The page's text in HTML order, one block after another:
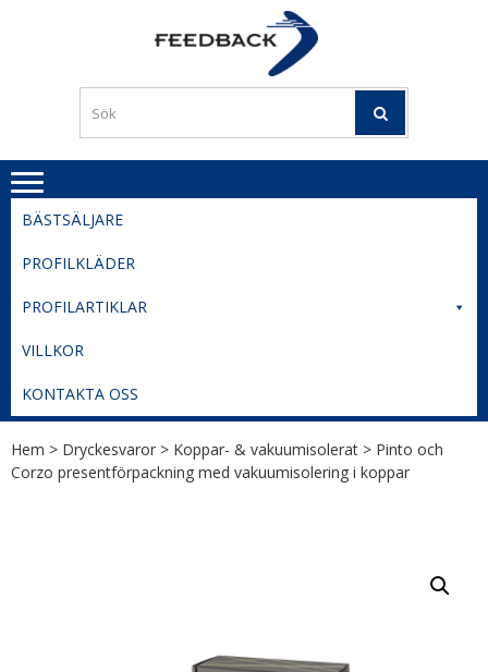
TIL
BESTE
PRISER
BÄSTSÄLJARE
PROFILKLÄDER
PROFILARTIKLAR
VILLKOR
KONTAKTA OSS
Hem > Dryckesvaror > Koppar- & vakuumisolerat > Pinto och
Corzo presentförpackning med vakuumisolering i koppar